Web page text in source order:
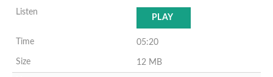
PLAY
05:20
12 MB